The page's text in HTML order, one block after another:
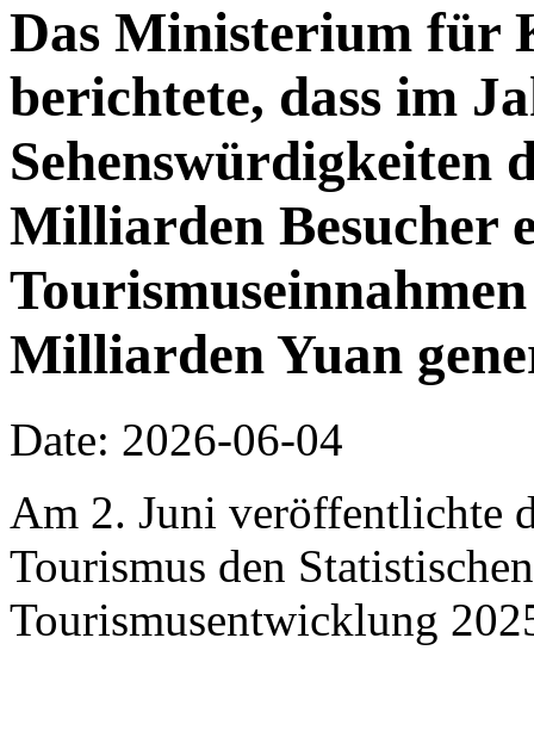
Das Ministerium für
berichtete, dass im
Sehenswürdigkeiten
Milliarden Besucher
Milliarden Yuan
Date: 2026-06-04
Am 2. Juni veröffentlichte
Tourismus den
Tourismusentwicklung